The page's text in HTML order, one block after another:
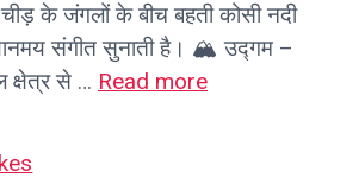
के जंगलों के बीच बहती कोसी नदी
संगीत सुनाती है। 🏔️ उद्गम –
क्षेत्र से … Read more